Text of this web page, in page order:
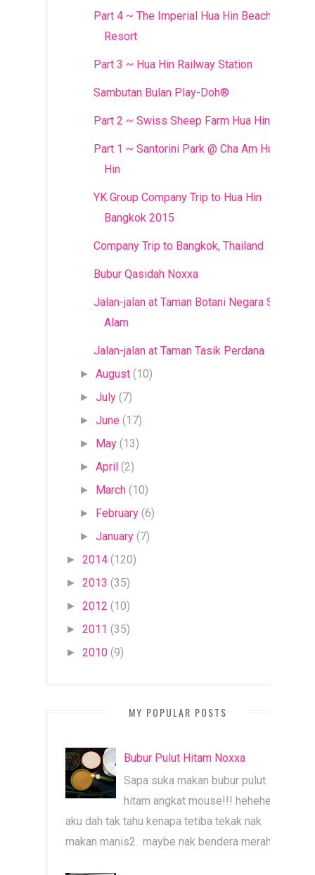
Part 4 ~ The Imperial Hua Hin Beach
Resort
Part 3 ~ Hua Hin Railway Station
Sambutan Bulan Play-Doh®
Part 2 ~ Swiss Sheep Farm Hua Hin
Part 1 ~ Santorini Park @ Cha Am Hua
Hin
YK Group Company Trip to Hua Hin
Bangkok 2015
Company Trip to Bangkok, Thailand
Bubur Qasidah Noxxa
Jalan-jalan at Taman Botani Negara Shah
Alam
Jalan-jalan at Taman Tasik Perdana
►August (10)
►July (7)
►June (17)
► May (13)
►April (2)
► March (10)
► February (6)
►January (7)
► 2014 (120)
► 2013 (35)
► 2012 (10)
► 2011 (35)
► 2010 (9)
MY POPULAR POSTS
Bubur Pulut Hitam Noxxa
Sapa suka makan bubur pulut
hitam angkat mouse!!! heheheh
aku dah tak tahu kenapa tetiba tekak nak
makan manis2.. maybe nak bendera merah b...